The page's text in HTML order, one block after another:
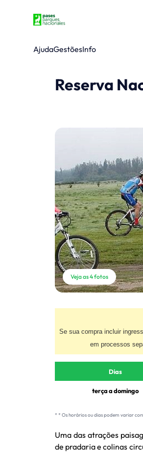
AjudaGestõesInfo
Reserva
Veja as 4 fotos
Se sua compra incluir
em processos
Dias
terça a domingo
* * Os horários ou dias podem variar
Uma das atrações
de pradaria e colinas